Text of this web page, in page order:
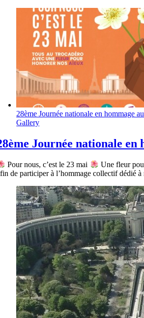
28ème Journée nationale en hommage
Gallery
Journée nationale en
Pour nous, c’est le 23 mai
Une fleur
de participer à l’hommage collectif dédié à